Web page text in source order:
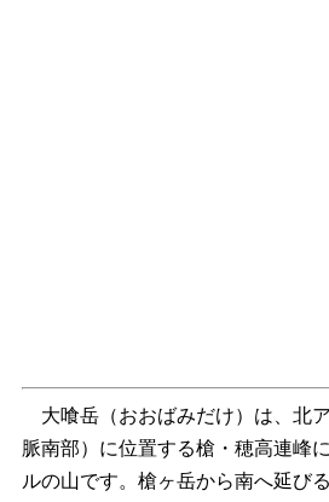
大喰岳（おおばみだけ）は、北
脈南部）に位置する槍・穂高連峰
ルの山です。槍ヶ岳から南へ延び